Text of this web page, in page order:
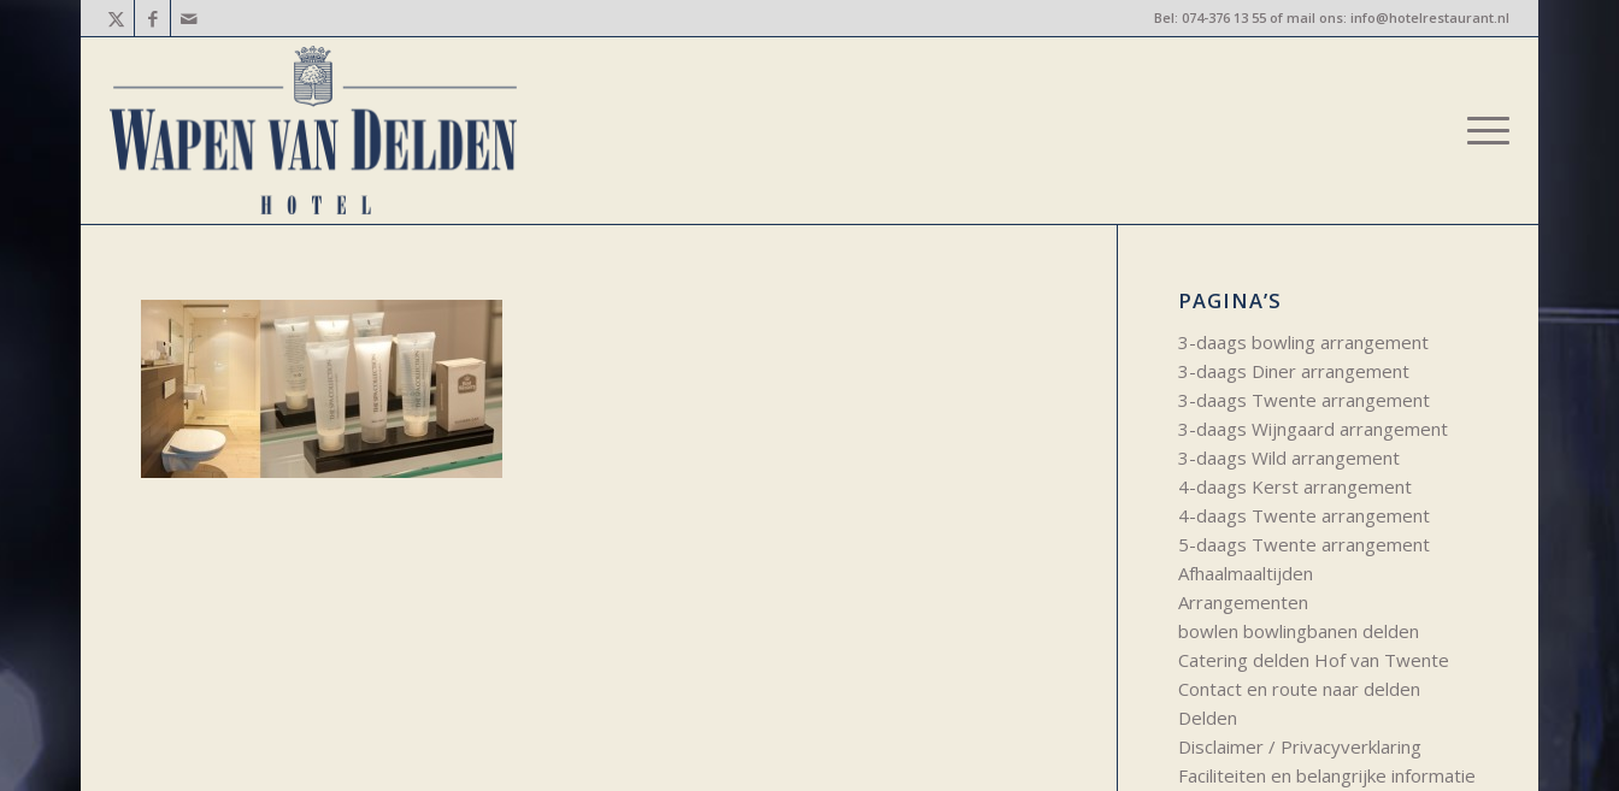
Bel: 074-376 13 55of mail ons: info@hotelrestaurant.nl
PAGINA’S
3-daags bowling arrangement
3-daags Diner arrangement
3-daags Twente arrangement
3-daags Wijngaard arrangement
3-daags Wild arrangement
4-daags Kerst arrangement
4-daags Twente arrangement
5-daags Twente arrangement
Afhaalmaaltijden
Arrangementen
bowlen bowlingbanen delden
Catering delden Hof van Twente
Contact en route naar delden
Delden
Disclaimer / Privacyverklaring
Faciliteiten en belangrijke informatie